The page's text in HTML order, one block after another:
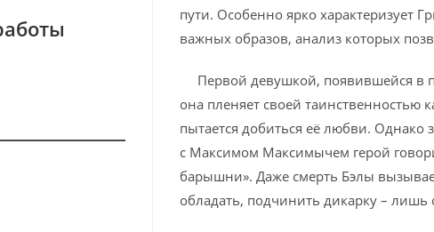
пути. Особенно ярко характеризует
важных образов, анализ которых
Первой девушкой, появившейся в
она пленяет своей таинственностью
пытается добиться её любви. Однако
с Максимом Максимычем герой
барышни». Даже смерть Бэлы
обладать, подчинить дикарку – лишь